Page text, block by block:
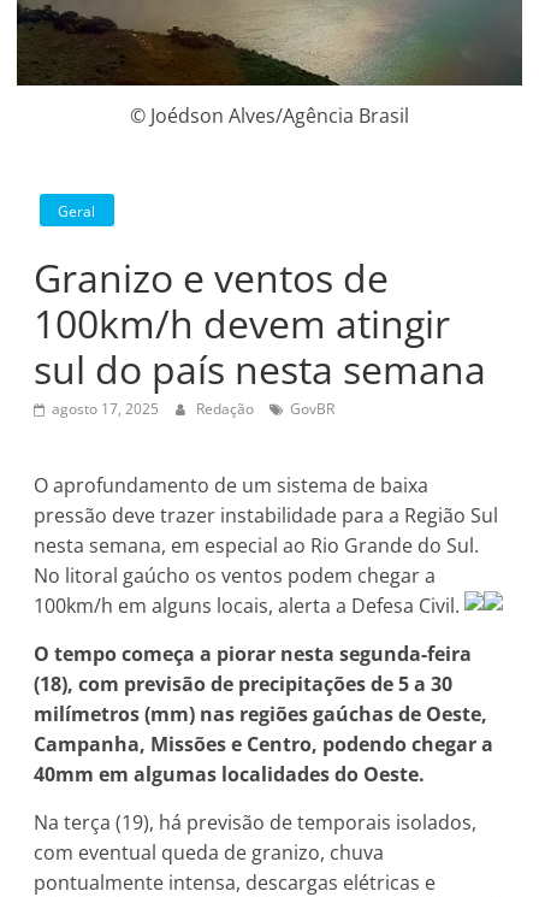
© Joédson Alves/Agência Brasil
Geral
Granizo e ventos de
100km/h devem atingir
sul do país nesta semana
agosto 17, 2025 Redação GovBR
O aprofundamento de um sistema de baixa
pressão deve trazer instabilidade para a Região Sul
nesta semana, em especial ao Rio Grande do Sul.
No litoral gaúcho os ventos podem chegar a
100km/h em alguns locais, alerta a Defesa Civil.
O tempo começa a piorar nesta segunda-feira
(18), com previsão de precipitações de 5 a 30
milímetros (mm) nas regiões gaúchas de Oeste,
Campanha, Missões e Centro, podendo chegar a
40mm em algumas localidades do Oeste.
Na terça (19), há previsão de temporais isolados,
com eventual queda de granizo, chuva
pontualmente intensa, descargas elétricas e